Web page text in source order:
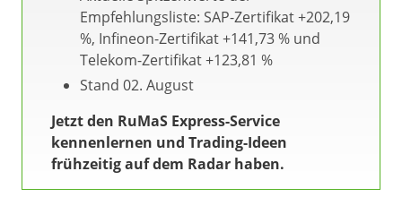
Empfehlungsliste: SAP-Zertifikat +202,19
%, Infineon-Zertifikat +141,73 % und
Telekom-Zertifikat +123,81 %
Stand 02. August
Jetzt den RuMaS Express-Service
kennenlernen und Trading-Ideen
frühzeitig auf dem Radar haben.